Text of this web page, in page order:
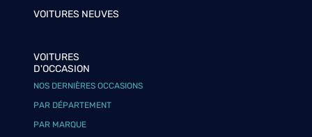
VOITURES NEUVES
VOITURES
D'OCCASION
NOS DERNIÈRES OCCASIONS
PAR DÉPARTEMENT
PAR MARQUE